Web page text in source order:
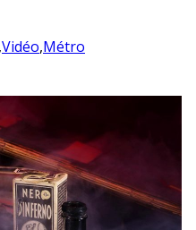
,Vidéo,Métro